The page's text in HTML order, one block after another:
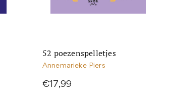
52 poezenspelletjes
Annemarieke Piers
€17,99